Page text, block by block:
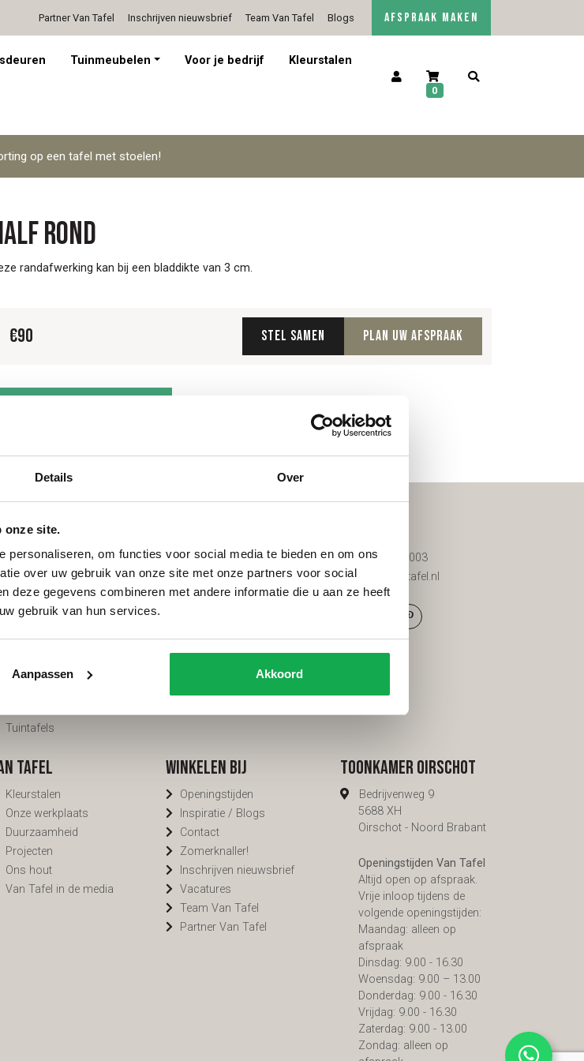
Details Over
onze site.
personaliseren, om functies voor social media te bieden en om ons
over uw gebruik van onze site met onze partners voor social
deze gegevens combineren met andere informatie die u aan ze heeft
gebruik van hun services.
Aanpassen Akkoord
advies op afspraak 5/5 op Google Reviews
Partner Van Tafel Inschrijven nieuwsbrief Team Van Tafel Blogs
Contact
AFSPRAAK MAKEN
Tuinmeubelen Voor je bedrijf Kleurstalen
0
op een tafel met stoelen!
rond
randafwerking kan bij een bladdikte van 3 cm.
€90 Stel samen Plan uw afspraak
Ovale tafels
Deens ovale tafels
Fins ovale tafels
Plat ovale tafels
Ronde tafels
Tuintafels
Onderhoud
Onderhoud tuinmeubels
Bestellen
Voorwaarden
Tafel
Kleurstalen
Onze werkplaats
Duurzaamheid
Projecten
Ons hout
Van Tafel in de media
Winkelen bij
Openingstijden
Inspiratie / Blogs
Contact
Zomerknaller!
Inschrijven nieuwsbrief
Vacatures
Team Van Tafel
Partner Van Tafel
Toonkamer Oirschot
Bedrijvenweg 9
5688 XH
Oirschot - Noord Brabant
Openingstijden Van Tafel
Altijd open op afspraak.
Vrije inloop tijdens de
volgende openingstijden:
Maandag: alleen op
afspraak
Dinsdag: 9.00 - 16.30
Woensdag: 9.00 – 13.00
Donderdag: 9.00 - 16.30
Vrijdag: 9.00 - 16.30
Zaterdag: 9.00 - 13.00
Zondag: alleen op
085 200 8003
info@vantafel.nl